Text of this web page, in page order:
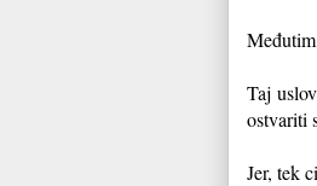
Taj
ostvariti
Jer, tek